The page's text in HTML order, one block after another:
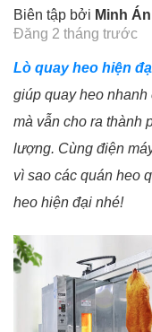
Biên tập bởi Minh
Đăng 2 tháng trước
Lò quay heo hiện
giúp quay heo
mà vẫn cho ra thành
lượng. Cùng điện
vì sao các quán heo
heo hiện đại nhé!